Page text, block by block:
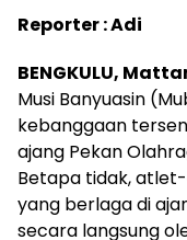
Reporter : Adi
BENGKULU,
Musi Banyuasin
kebanggaan
ajang Pekan
Betapa tidak,
yang berlaga di
secara langsung